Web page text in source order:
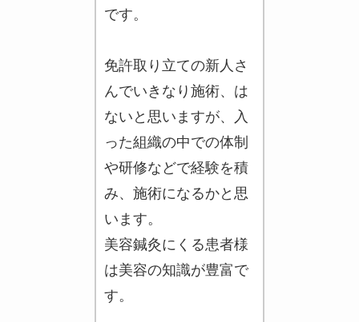
です。
免許取り立ての新人さ
んでいきなり施術、は
ないと思いますが、入
った組織の中での体制
や研修などで経験を積
み、施術になるかと思
います。
美容鍼灸にくる患者様
は美容の知識が豊富で
す。